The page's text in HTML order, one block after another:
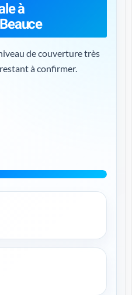
à
de couverture très
à confirmer.